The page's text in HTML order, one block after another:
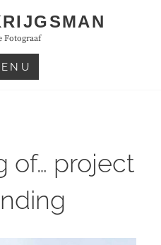
Fotograaf
of… project